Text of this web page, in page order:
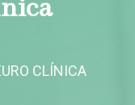
CLÍNICA